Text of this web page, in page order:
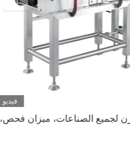
فيديو
لجميع الصناعات، ميزان فحص،